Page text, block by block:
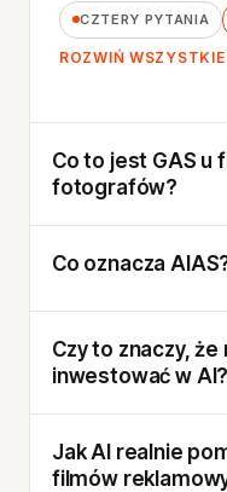
CZTERY PYTANIA
ROZWIŃ WSZYSTKIE
Co to jest GAS u
fotografów?
Co oznacza
Czy to znaczy,
inwestować w AI?
Jak AI realnie
filmów